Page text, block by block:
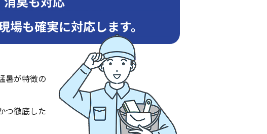
場も確実に対応します。
暑が特徴の
つ徹底した